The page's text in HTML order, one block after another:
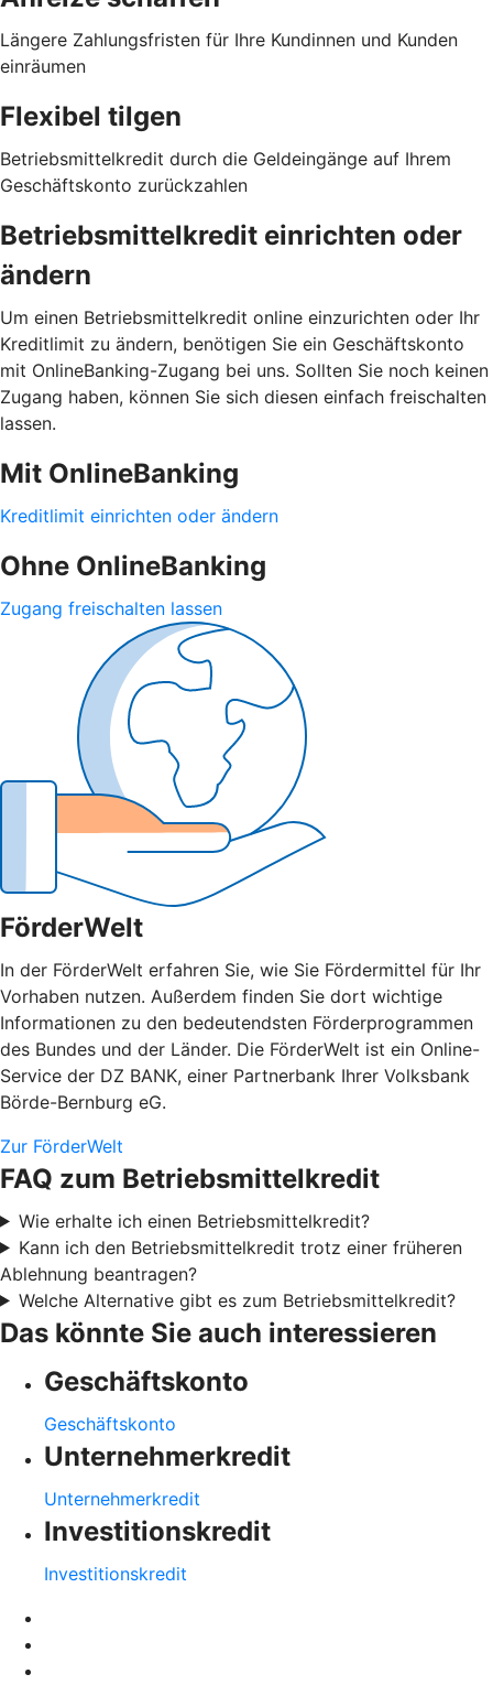
Längere Zahlungsfristen für Ihre Kundinnen und Kunden
einräumen
Flexibel tilgen
Betriebsmittelkredit durch die Geldeingänge auf Ihrem
Geschäftskonto zurückzahlen
Betriebsmittelkredit einrichten oder
ändern
Um einen Betriebsmittelkredit online einzurichten oder Ihr
Kreditlimit zu ändern, benötigen Sie ein Geschäftskonto
mit OnlineBanking-Zugang bei uns. Sollten Sie noch keinen
Zugang haben, können Sie sich diesen einfach freischalten
lassen.
Mit OnlineBanking
Kreditlimit einrichten oder ändern
Ohne OnlineBanking
Zugang freischalten lassen
FörderWelt
In der FörderWelt erfahren Sie, wie Sie Fördermittel für Ihr
Vorhaben nutzen. Außerdem finden Sie dort wichtige
Informationen zu den bedeutendsten Förderprogrammen
des Bundes und der Länder. Die FörderWelt ist ein Online-
Service der DZ BANK, einer Partnerbank Ihrer Volksbank
Börde-Bernburg eG.
Zur FörderWelt
FAQ zum Betriebsmittelkredit
Wie erhalte ich einen Betriebsmittelkredit?
Kann ich den Betriebsmittelkredit trotz einer früheren
Ablehnung beantragen?
Welche Alternative gibt es zum Betriebsmittelkredit?
Das könnte Sie auch interessieren
Geschäftskonto
Geschäftskonto
Unternehmerkredit
Unternehmerkredit
Investitionskredit
Investitionskredit